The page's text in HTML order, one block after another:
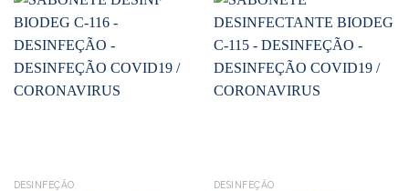
DESINFEÇÃO DESINFEÇÃO